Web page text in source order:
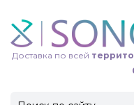
Доставка по всей